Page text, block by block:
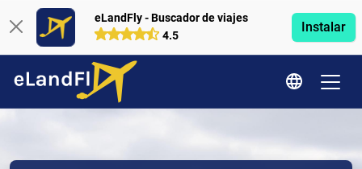
eLandFly - Buscador de viajes
4.5
Instalar